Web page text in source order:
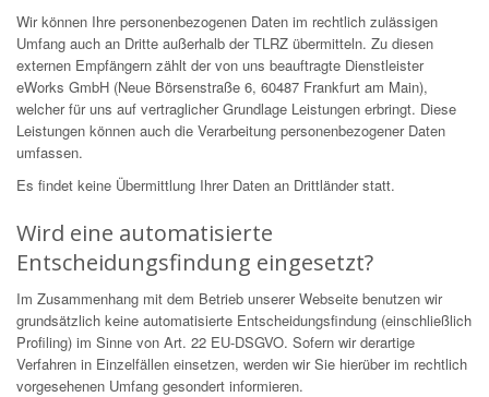
Wir können Ihre personenbezogenen Daten im rechtlich zulässigen
Umfang auch an Dritte außerhalb der TLRZ übermitteln. Zu diesen
externen Empfängern zählt der von uns beauftragte Dienstleister
eWorks GmbH (Neue Börsenstraße 6, 60487 Frankfurt am Main),
welcher für uns auf vertraglicher Grundlage Leistungen erbringt. Diese
Leistungen können auch die Verarbeitung personenbezogener Daten
umfassen.
Es findet keine Übermittlung Ihrer Daten an Drittländer statt.
Wird eine automatisierte
Entscheidungsfindung eingesetzt?
Im Zusammenhang mit dem Betrieb unserer Webseite benutzen wir
grundsätzlich keine automatisierte Entscheidungsfindung (einschließlich
Profiling) im Sinne von Art. 22 EU-DSGVO. Sofern wir derartige
Verfahren in Einzelfällen einsetzen, werden wir Sie hierüber im rechtlich
vorgesehenen Umfang gesondert informieren.